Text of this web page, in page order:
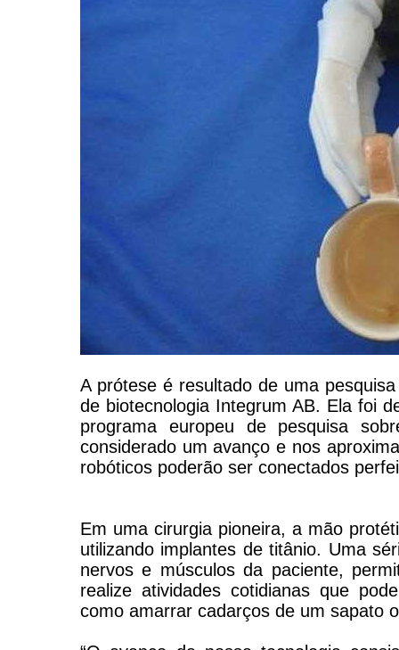
A prótese é resultado de uma
de biotecnologia Integrum AB. Ela foi
programa europeu de pesquisa
considerado um avanço e nos
robóticos poderão ser conectados
Em uma cirurgia pioneira, a mão
utilizando implantes de titânio. Uma
nervos e músculos da paciente,
realize atividades cotidianas que
como amarrar cadarços de um sapato